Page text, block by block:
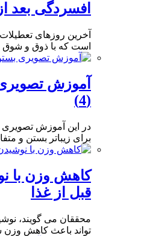
افسردگی بعد
آخرین روزهای
است که با ذوق و شوق
آموزش
(4)
در این آموزش
برای زیباتر بستن و
کاهش وزن با
قبل از غذا
محققان می گویند،
تواند باعث کاهش وزن